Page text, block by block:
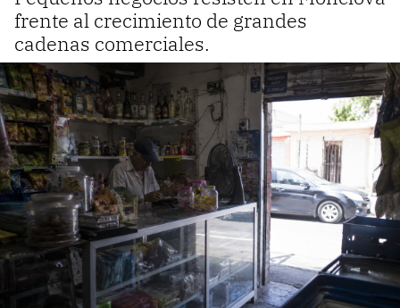
frente al crecimiento de grandes
cadenas comerciales.